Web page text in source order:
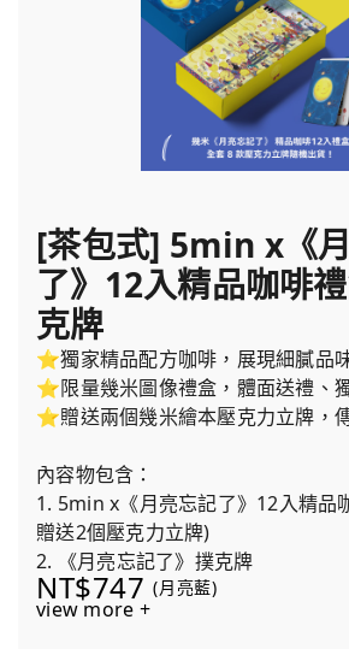
[茶包式] 5min x《
了》12入精品咖啡
克牌
⭐獨家精品配方咖啡，展現細膩品
⭐限量幾米圖像禮盒，體面送禮、
⭐贈送兩個幾米繪本壓克力立牌，
內容物包含：
1. 5min x《月亮忘記了》12入精品
贈送2個壓克力立牌)
2. 《月亮忘記了》撲克牌
NT$747 (月亮藍)
view more +